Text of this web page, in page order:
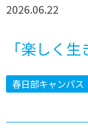
2026.06.22
「楽しく
春日部キャンパ